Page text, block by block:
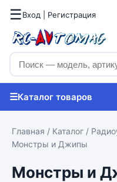
☰Вход | Регистрация
☰Каталог товаров
Главная / Каталог /
Монстры и Джипы
Монстры и